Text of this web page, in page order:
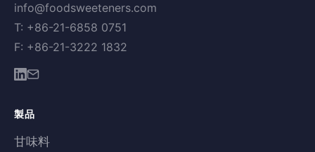
info@foodsweeteners.com
T: +86-21-6858 0751
F: +86-21-3222 1832
製品
甘味料